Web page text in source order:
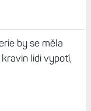
Většinu času
hodinky
tak se
za čas se to